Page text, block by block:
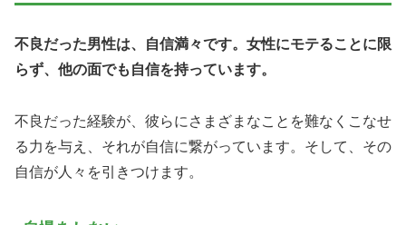
不良だった男性は、自信満々です。女性にモテることに限
らず、他の面でも自信を持っています。
不良だった経験が、彼らにさまざまなことを難なくこなせ
る力を与え、それが自信に繋がっています。そして、その
自信が人々を引きつけます。